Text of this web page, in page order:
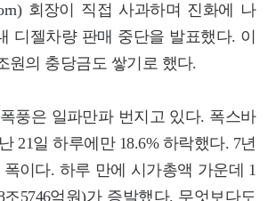
회장이 직접 사과하며 진화에 나
디젤차량 판매 중단을 발표했다. 이
원의 충당금도 쌓기로 했다.
풍은 일파만파 번지고 있다. 폭스바
21일 하루에만 18.6% 하락했다. 7년
이다. 하루 만에 시가총액 가운데 1
5746억원)가 증발했다. 무엇보다도